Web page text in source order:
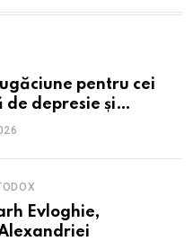
pentru cei
de depresie și
Evloghie,